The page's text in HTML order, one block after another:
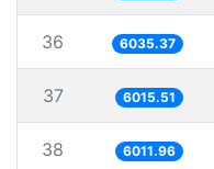
36 6035.37
37 6015.51
38 6011.96